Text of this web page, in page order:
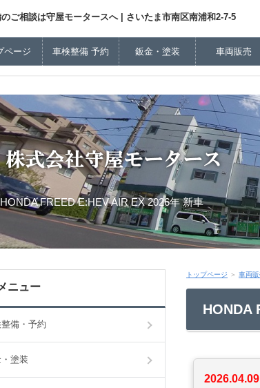
ご相談は守屋モータースへ | さいたま市南区南浦和2-7-5
ページ 車検整備 予約 鈑金・塗装 車両販売
HONDA FREED E:HEV AIR EX 2026年 新車
トップページ ＞ 車両
HONDA
2026.04.09
ニュー
備・予約
塗装